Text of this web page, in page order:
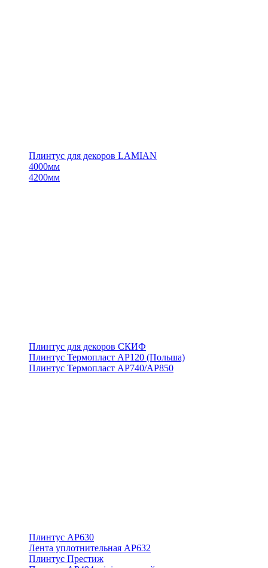
Плинтус для декоров LAMIAN
4000мм
4200мм
Плинтус для декоров СКИФ
Плинтус Термопласт АР120 (Польша)
Плинтус Термопласт АР740/АР850
Плинтус АР630
Лента уплотнительная АР632
Плинтус Престиж